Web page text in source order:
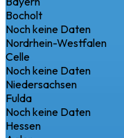
Bocholt
Noch keine Daten
Nordrhein-Westfalen
Celle
Noch keine Daten
Niedersachsen
Fulda
Noch keine Daten
Hessen